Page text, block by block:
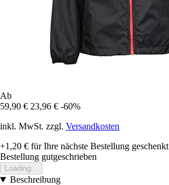
Ab
59,90 € 23,96 € -60%
inkl. MwSt. zzgl. Versandkosten
+1,20 € für Ihre nächste Bestellung geschenkt
Bestellung gutgeschrieben
Loading...
Beschreibung